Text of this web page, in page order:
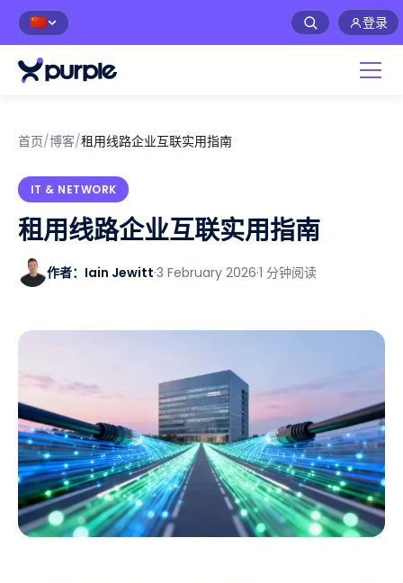
🇨🇳 登录
首页/博客/租用线路企业互联实用指南
IT & NETWORK
租用线路企业互联实用指南
作者：Iain Jewitt·3 February 2026·1 分钟阅读